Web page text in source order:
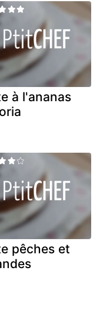
à l'ananas
pêches et